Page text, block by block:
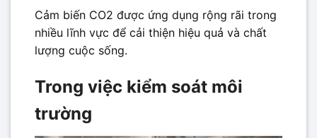
Cảm biến CO2 được ứng dụng rộng rãi trong
nhiều lĩnh vực để cải thiện hiệu quả và chất
lượng cuộc sống.
Trong việc kiểm soát môi
trường